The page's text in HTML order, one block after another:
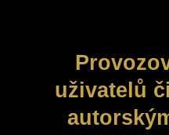
uživatelů